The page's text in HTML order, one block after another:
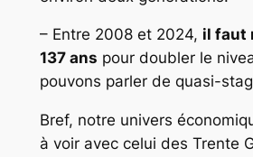
– Entre 2008 et 2024, il faut
137 ans pour doubler le
pouvons parler de quasi-
Bref, notre univers
à voir avec celui des Trente